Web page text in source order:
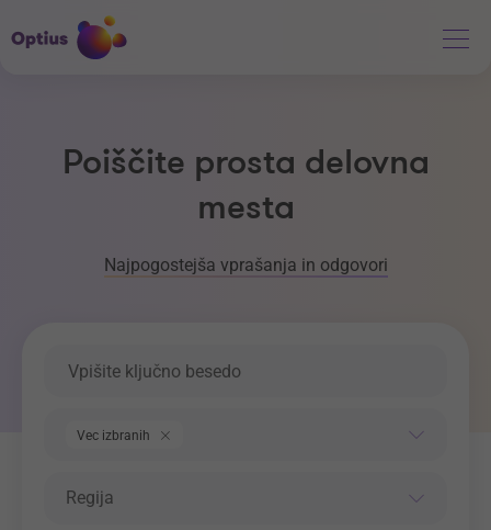
Poiščite prosta delovna
mesta
Najpogostejša vprašanja in odgovori
Vec izbranih
Regija